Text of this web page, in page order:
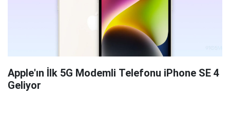
Apple'ın İlk 5G Modemli Telefonu iPhone SE 4
Geliyor